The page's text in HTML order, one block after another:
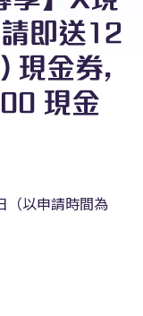
即送12
現金券,
現金
（以申請時間為